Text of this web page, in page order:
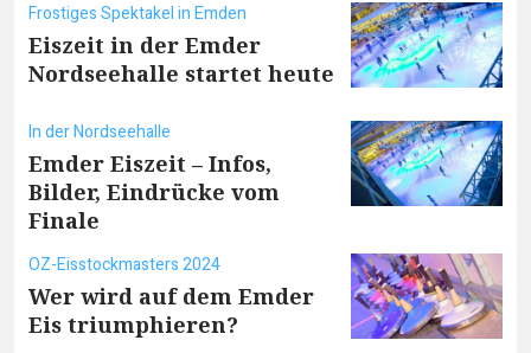
Frostiges Spektakel in Emden
Eiszeit in der Emder
Nordseehalle startet heute
In der Nordseehalle
Emder Eiszeit – Infos,
Bilder, Eindrücke vom
Finale
OZ-Eisstockmasters 2024
Wer wird auf dem Emder
Eis triumphieren?